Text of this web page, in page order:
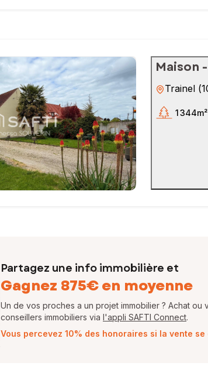
Maison
Trainel (
1 344m²
Partagez une info immobilière et
Gagnez 875€ en moyenne
Un de vos proches a un projet immobilier ? Achat
conseillers immobiliers via l'appli SAFTI Connect.
Vous percevez 10% des honoraires si la vente